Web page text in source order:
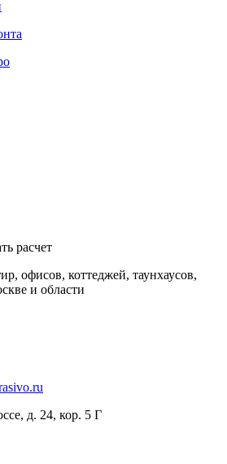
расчет
офисов, коттеджей, таунхаусов,
и области
д. 24, кор. 5 Г